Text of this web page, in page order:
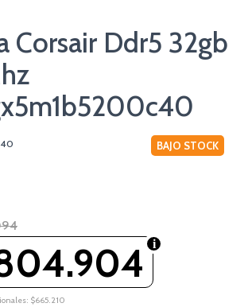
Corsair Ddr5 32gb
BAJO STOCK
$665.210